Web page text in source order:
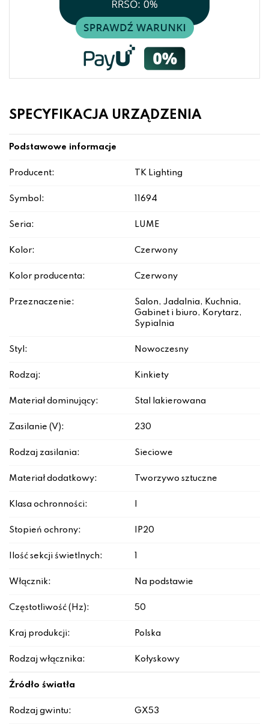
SPECYFIKACJA URZĄDZENIA
Podstawowe informacje
Producent: TK Lighting
Symbol: 11694
Seria: LUME
Kolor: Czerwony
Kolor producenta: Czerwony
Przeznaczenie:
Salon, Jadalnia, Kuchnia,
Gabinet i biuro, Korytarz,
Sypialnia
Styl: Nowoczesny
Rodzaj: Kinkiety
Materiał dominujący: Stal lakierowana
Zasilanie (V): 230
Rodzaj zasilania: Sieciowe
Materiał dodatkowy: Tworzywo sztuczne
Klasa ochronności:
Stopień ochrony: IP20
Ilość sekcji świetlnych:
Włącznik: Na podstawie
Częstotliwość (Hz): 50
Kraj produkcji: Polska
Rodzaj włącznika: Kołyskowy
Źródło światła
Rodzaj gwintu: GX53